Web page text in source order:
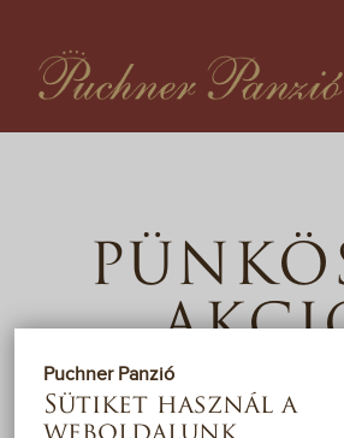
Puchner Panzió
Sütiket használ a
ÁRAK
AKCIÓK
VENDÉGKÖNYV